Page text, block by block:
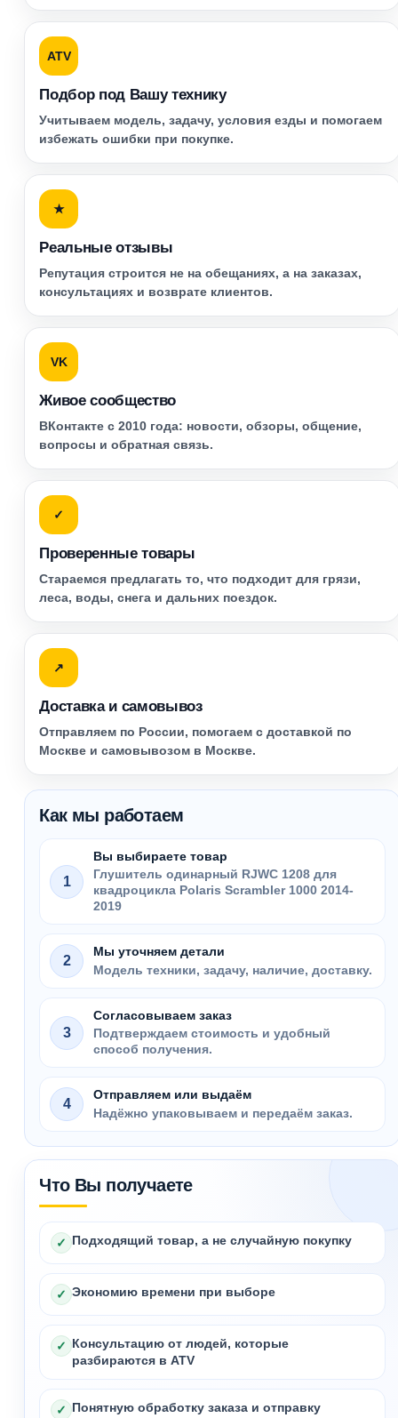
ATV
Подбор под Вашу технику
Учитываем модель, задачу, условия езды и помогаем
избежать ошибки при покупке.
★
Реальные отзывы
Репутация строится не на обещаниях, а на заказах,
консультациях и возврате клиентов.
VK
Живое сообщество
ВКонтакте с 2010 года: новости, обзоры, общение,
вопросы и обратная связь.
✓
Проверенные товары
Стараемся предлагать то, что подходит для грязи,
леса, воды, снега и дальних поездок.
↗
Доставка и самовывоз
Отправляем по России, помогаем с доставкой по
Москве и самовывозом в Москве.
Как мы работаем
1
Вы выбираете товар
Глушитель одинарный RJWC 1208 для
квадроцикла Polaris Scrambler 1000 2014-
2019
2
Мы уточняем детали
Модель техники, задачу, наличие, доставку.
3
Согласовываем заказ
Подтверждаем стоимость и удобный
способ получения.
4
Отправляем или выдаём
Надёжно упаковываем и передаём заказ.
Что Вы получаете
✓ Подходящий товар, а не случайную покупку
✓ Экономию времени при выборе
✓ Консультацию от людей, которые
разбираются в ATV
✓ Понятную обработку заказа и отправку